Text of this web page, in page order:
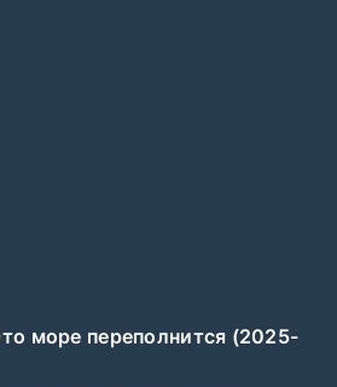
море переполнится (2025-